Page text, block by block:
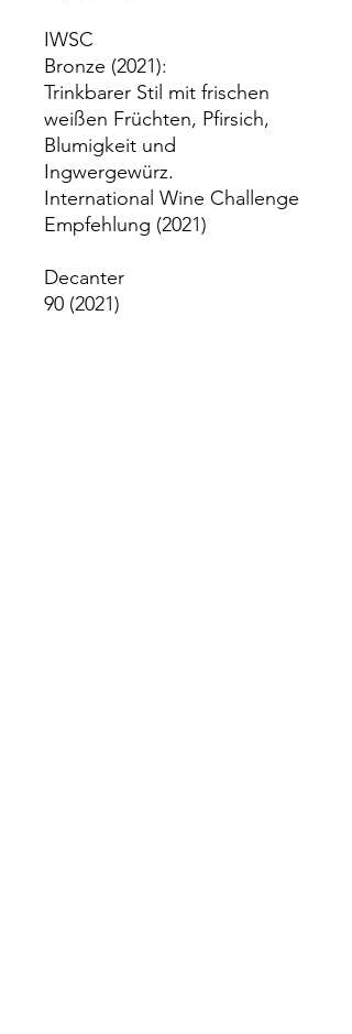
IWSC
Bronze (2021):
Trinkbarer Stil mit frischen
weißen Früchten, Pfirsich,
Blumigkeit und
Ingwergewürz.
International Wine Challenge
Empfehlung (2021)
Decanter
90 (2021)